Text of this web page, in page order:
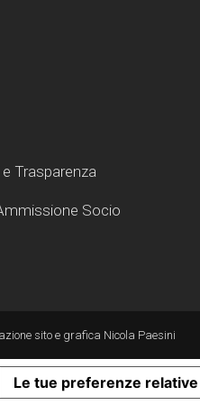
Trasparenza
Socio
sito e grafica Nicola Paesini
Le tue preferenze